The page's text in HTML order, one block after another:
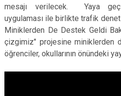
mesajı verilecek. Yaya
uygulaması ile birlikte trafik
Miniklerden De Destek Geldi
çizgimiz" projesine miniklerden
öğrenciler, okullarının önündeki